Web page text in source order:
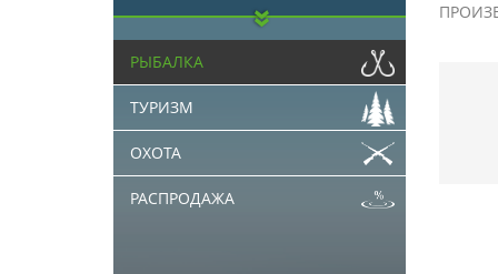
РЫБАЛКА
ТУРИЗМ
ОХОТА
РАСПРОДАЖА